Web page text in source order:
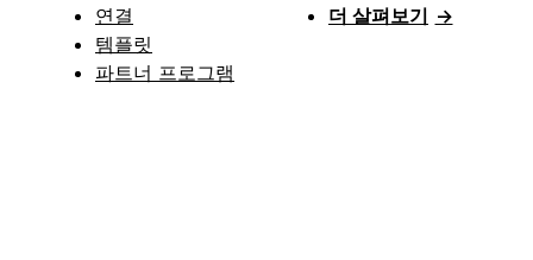
연결
템플릿
파트너 프로그램
더 살펴보기 →